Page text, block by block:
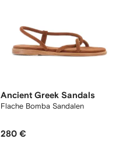
Ancient Greek Sandals
Flache Bomba Sandalen
280 €